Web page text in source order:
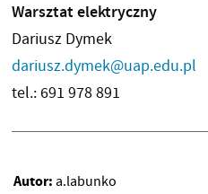
Warsztat elektryczny
Dariusz Dymek
dariusz.dymek@uap.edu.pl
tel.: 691 978 891
Autor: a.labunko